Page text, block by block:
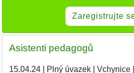
Zaregistrujte
Asistenti pedagogů
15.04.24| Plný úvazek| Vchynice|